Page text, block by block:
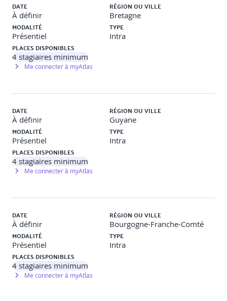
DATE
À définir
RÉGION OU VILLE
Bretagne
MODALITÉ
Présentiel
TYPE
Intra
PLACES DISPONIBLES
4 stagiaires minimum
Me connecter à myAtlas
DATE
À définir
RÉGION OU VILLE
Guyane
MODALITÉ
Présentiel
TYPE
Intra
PLACES DISPONIBLES
4 stagiaires minimum
Me connecter à myAtlas
DATE
À définir
RÉGION OU VILLE
Bourgogne-Franche-Comté
MODALITÉ
Présentiel
TYPE
Intra
PLACES DISPONIBLES
4 stagiaires minimum
Me connecter à myAtlas